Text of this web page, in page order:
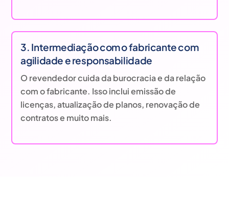
3. Intermediação com o fabricante com
agilidade e responsabilidade
O revendedor cuida da burocracia e da relação
com o fabricante. Isso inclui emissão de
licenças, atualização de planos, renovação de
contratos e muito mais.